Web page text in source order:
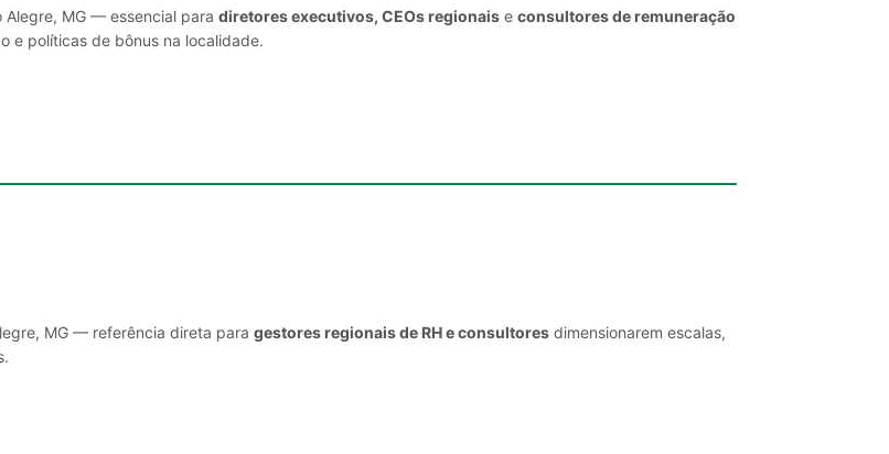
Alegre, MG — essencial para diretores executivos, CEOs regionais e consultores de remuneração
e políticas de bônus na localidade.
MG — referência direta para gestores regionais de RH e consultores dimensionarem escalas,